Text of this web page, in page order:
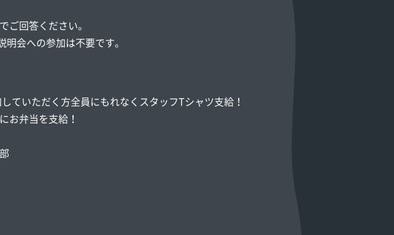
ご回答ください。
会への参加は不要です。
ていただく方全員にもれなくスタッフTシャツ支給！
お弁当を支給！